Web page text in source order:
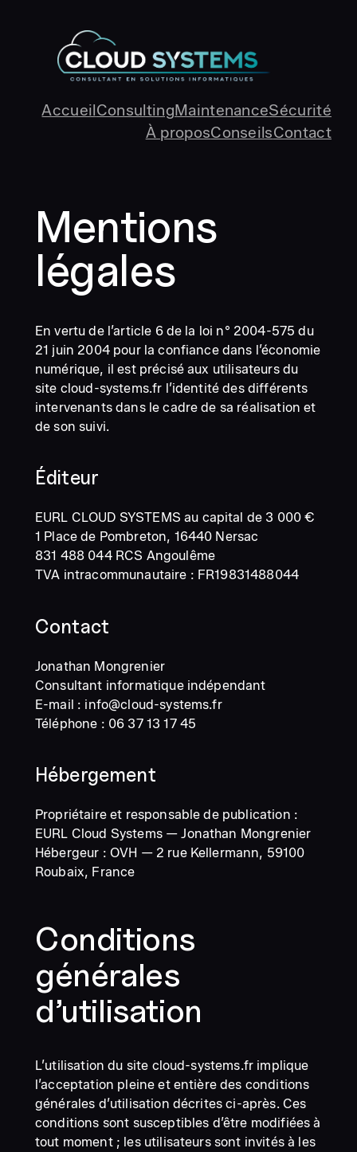
AccueilConsultingMaintenanceSécurité
À proposConseilsContact
Mentions
légales
En vertu de l’article 6 de la loi n° 2004-575 du
21 juin 2004 pour la confiance dans l’économie
numérique, il est précisé aux utilisateurs du
site cloud-systems.fr l’identité des différents
intervenants dans le cadre de sa réalisation et
de son suivi.
Éditeur
EURL CLOUD SYSTEMS au capital de 3 000 €
1 Place de Pombreton, 16440 Nersac
831 488 044 RCS Angoulême
TVA intracommunautaire : FR19831488044
Contact
Jonathan Mongrenier
Consultant informatique indépendant
E-mail : info@cloud-systems.fr
Téléphone : 06 37 13 17 45
Hébergement
Propriétaire et responsable de publication :
EURL Cloud Systems — Jonathan Mongrenier
Hébergeur : OVH — 2 rue Kellermann, 59100
Roubaix, France
Conditions
générales
d’utilisation
L’utilisation du site cloud-systems.fr implique
l’acceptation pleine et entière des conditions
générales d’utilisation décrites ci-après. Ces
conditions sont susceptibles d’être modifiées à
tout moment ; les utilisateurs sont invités à les